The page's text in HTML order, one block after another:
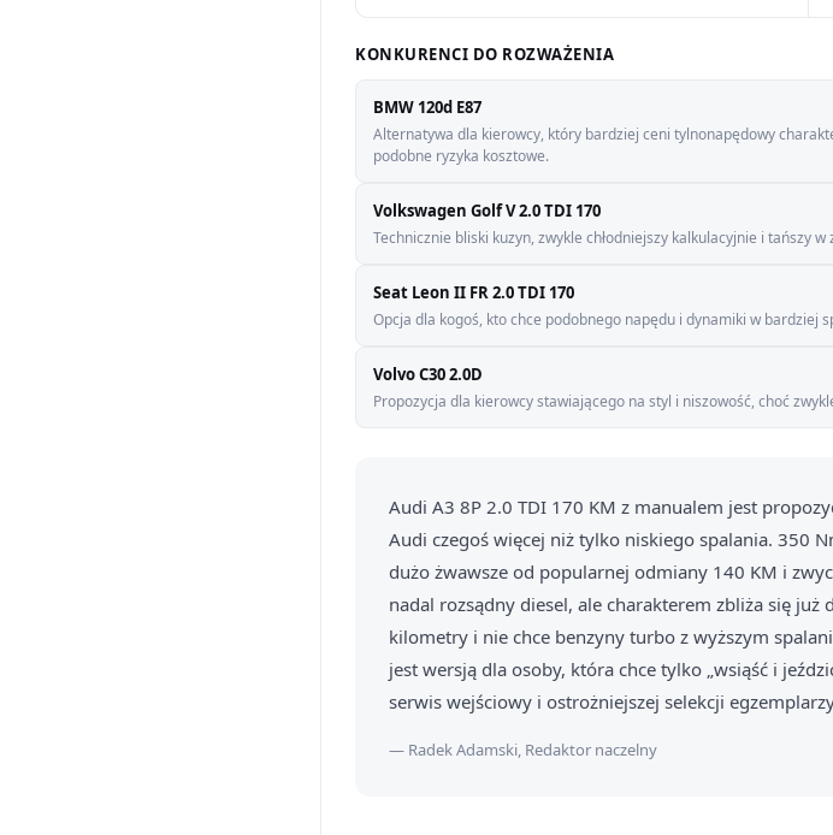
KONKURENCI DO ROZWAŻENIA
BMW 120d E87
Alternatywa dla kierowcy, który bardziej ceni tylnonapędowy
podobne ryzyka kosztowe.
Volkswagen Golf V 2.0 TDI 170
Technicznie bliski kuzyn, zwykle chłodniejszy kalkulacyjnie i tańszy
Seat Leon II FR 2.0 TDI 170
Opcja dla kogoś, kto chce podobnego napędu i dynamiki w bardziej
Volvo C30 2.0D
Propozycja dla kierowcy stawiającego na styl i niszowość, choć
Audi A3 8P 2.0 TDI 170 KM z manualem jest
Audi czegoś więcej niż tylko niskiego spalania. 350
dużo żwawsze od popularnej odmiany 140 KM i
nadal rozsądny diesel, ale charakterem zbliża się
kilometry i nie chce benzyny turbo z wyższym
jest wersją dla osoby, która chce tylko „wsiąść i
serwis wejściowy i ostrożniejszej selekcji
— Radek Adamski, Redaktor naczelny